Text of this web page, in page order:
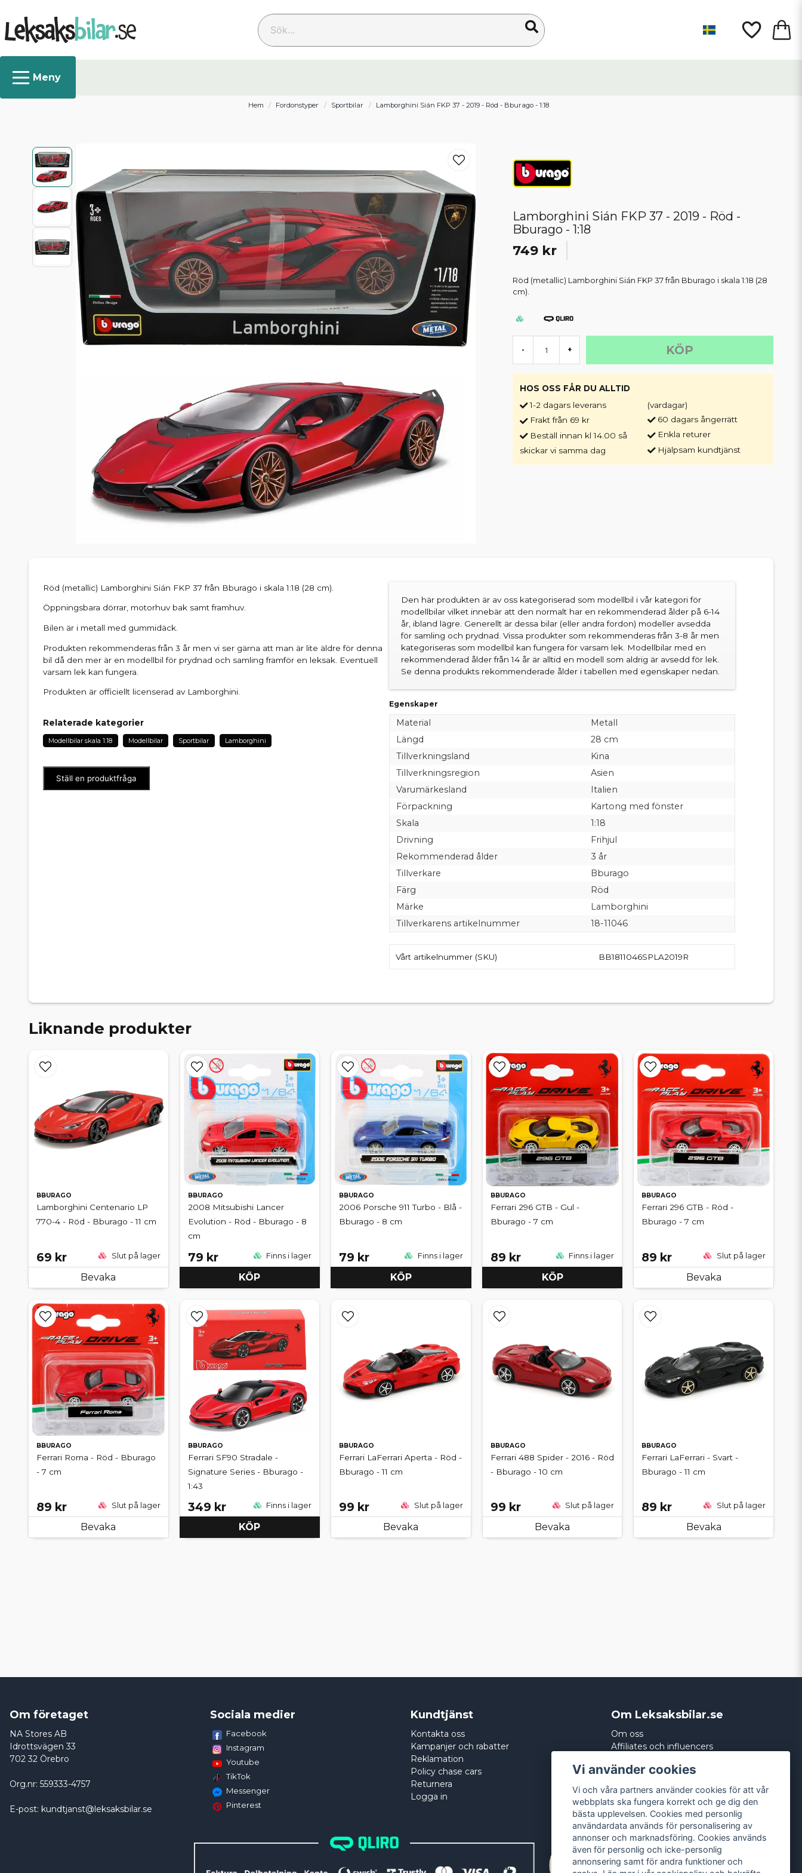
Sök...
Hem Fordonstyper Sportbilar Lamborghini Sián FKP 37 - 2019 - Röd - Bburago - 1:18
Lamborghini Sián FKP 37 - 2019 - Röd -
Bburago - 1:18
749 kr
Röd (metallic) Lamborghini Sián FKP 37 från Bburago i skala 1:18 (28
cm).
- + KÖP
HOS OSS FÅR DU ALLTID
1-2 dagars leverans
Frakt från 69 kr
Beställ innan kl 14.00 så
skickar vi samma dag
(vardagar)
60 dagars ångerrätt
Enkla returer
Hjälpsam kundtjänst
Röd (metallic) Lamborghini Sián FKP 37 från Bburago i skala 1:18 (28 cm).
Öppningsbara dörrar, motorhuv bak samt framhuv.
Bilen är i metall med gummidäck.
Produkten rekommenderas från 3 år men vi ser gärna att man är lite äldre för denna
bil då den mer är en modellbil för prydnad och samling framför en leksak. Eventuell
varsam lek kan fungera.
Produkten är officiellt licenserad av Lamborghini.
Relaterade kategorier
Modellbilar skala 1:18 Modellbilar Sportbilar Lamborghini
Ställ en produktfråga
Den här produkten är av oss kategoriserad som modellbil i vår kategori för
modellbilar vilket innebär att den normalt har en rekommenderad ålder på 6-14
år, ibland lägre. Generellt är dessa bilar (eller andra fordon) modeller avsedda
för samling och prydnad. Vissa produkter som rekommenderas från 3-8 år men
kategoriseras som modellbil kan fungera för varsam lek. Modellbilar med en
rekommenderad ålder från 14 år är alltid en modell som aldrig är avsedd för lek.
Se denna produkts rekommenderade ålder i tabellen med egenskaper nedan.
Egenskaper
Material
Metall
Längd
28 cm
Tillverkningsland
Kina
Tillverkningsregion
Asien
Varumärkesland
Italien
Förpackning
Kartong med fönster
Skala
1:18
Drivning
Frihjul
Rekommenderad ålder
3 år
Tillverkare
Bburago
Färg
Röd
Märke
Lamborghini
Tillverkarens artikelnummer
18-11046
Vårt artikelnummer (SKU) BB1811046SPLA2019R
Liknande produkter
BBURAGO
Lamborghini Centenario LP
770-4 - Röd - Bburago - 11 cm
69 kr Slut på lager
Bevaka
BBURAGO
2008 Mitsubishi Lancer
Evolution - Röd - Bburago - 8
cm
79 kr Finns i lager
KÖP
BBURAGO
2006 Porsche 911 Turbo - Blå -
Bburago - 8 cm
79 kr Finns i lager
KÖP
BBURAGO
Ferrari 296 GTB - Gul -
Bburago - 7 cm
89 kr Finns i lager
KÖP
BBURAGO
Ferrari 296 GTB - Röd -
Bburago - 7 cm
89 kr Slut på lager
Bevaka
BBURAGO
Ferrari Roma - Röd - Bburago
- 7 cm
89 kr Slut på lager
Bevaka
BBURAGO
Ferrari SF90 Stradale -
Signature Series - Bburago -
1:43
349 kr Finns i lager
KÖP
BBURAGO
Ferrari LaFerrari Aperta - Röd -
Bburago - 11 cm
99 kr Slut på lager
Bevaka
BBURAGO
Ferrari 488 Spider - 2016 - Röd
- Bburago - 10 cm
99 kr Slut på lager
Bevaka
BBURAGO
Ferrari LaFerrari - Svart -
Bburago - 11 cm
89 kr Slut på lager
Bevaka
Om företaget
NA Stores AB
Idrottsvägen 33
702 32 Örebro
Org.nr: 559333-4757
E-post: kundtjanst@leksaksbilar.se
Sociala medier
Facebook
Instagram
Youtube
TikTok
Messenger
Pinterest
Kundtjänst
Kontakta oss
Kampanjer och rabatter
Reklamation
Policy chase cars
Returnera
Logga in
Om Leksaksbilar.se
Om oss
Affiliates och influencers
Integritetspolicy
Vi använder cookies
Vi och våra partners använder cookies för att vår
webbplats ska fungera korrekt och ge dig den
bästa upplevelsen. Cookies med personlig
användardata används för personalisering av
annonser och marknadsföring. Cookies används
även för personlig och icke-personlig
annonsering samt för andra funktioner och